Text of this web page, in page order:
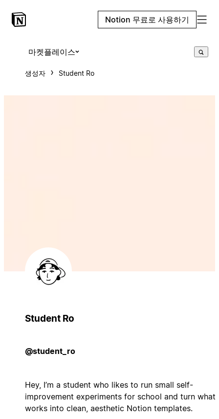
Notion 무료로 사용하기
마켓플레이스
생성자 Student Ro
Student Ro
@student_ro
Hey, I’m a student who likes to run small self-
improvement experiments for school and turn what
works into clean, aesthetic Notion templates.